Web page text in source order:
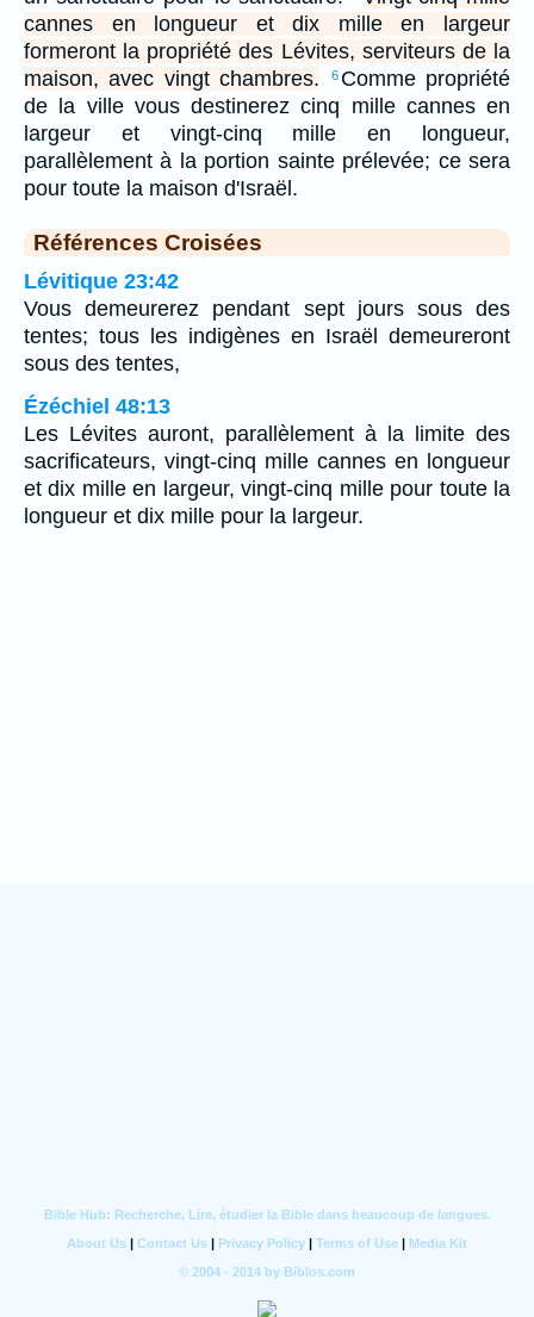
cannes en longueur et dix mille en largeur
formeront la propriété des Lévites, serviteurs de la
maison, avec vingt chambres.
6 Comme propriété
de la ville vous destinerez cinq mille cannes en
largeur et vingt-cinq mille en longueur,
parallèlement à la portion sainte prélevée; ce sera
pour toute la maison d'Israël.
Références Croisées
Lévitique 23:42
Vous demeurerez pendant sept jours sous des
tentes; tous les indigènes en Israël demeureront
sous des tentes,
Ézéchiel 48:13
Les Lévites auront, parallèlement à la limite des
sacrificateurs, vingt-cinq mille cannes en longueur
et dix mille en largeur, vingt-cinq mille pour toute la
longueur et dix mille pour la largeur.